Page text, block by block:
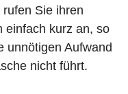
Sie ihren
einfach kurz an, so
unnötigen Aufwand
nicht führt.